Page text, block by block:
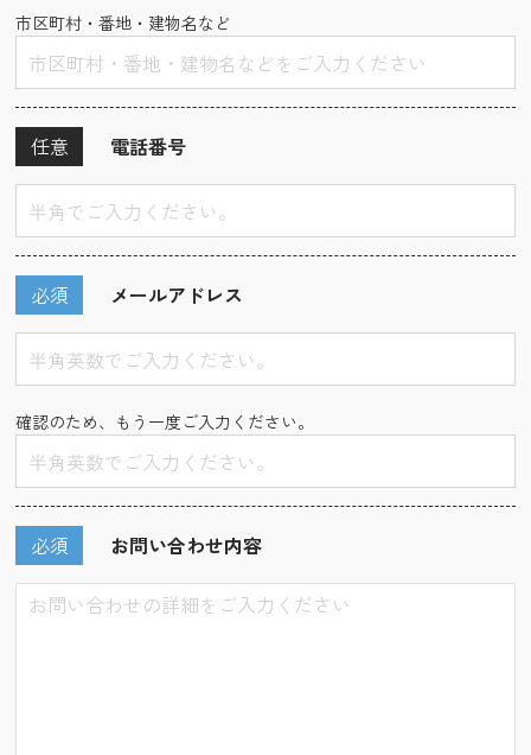
市区町村・番地・建物名など
電話番号
任意
メールアドレス
必須
確認のため、もう一度ご入力ください。
お問い合わせ内容
必須